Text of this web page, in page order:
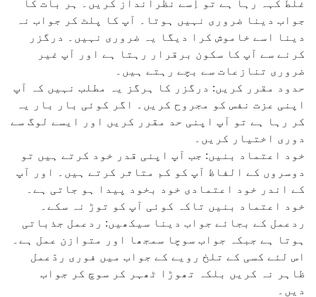
غلط کہہ رہا ہے تو اِسے نظرانداز کریں۔ ہر بات کا
جواب دینا ضروری نہیں ہوتا۔ آپ کا پلٹ کر جواب نہ
دینا اسے خاموش کرا دیگا یہ ضروری نہیں۔ درگزر
کرنے سے آپ کا سکون برقرار رہتا ہے اور آپ غیر
ضروری تنازعات سے بچے رہتے ہیں۔
حدود مقرر کریں: درگزر کا ہرگز یہ مطلب نہیں کہ آپ
اپنی عزت نفس کو مجروح کریں۔ اگر کوئی بار بار یہ
کر رہا ہے تو آپ اپنی حد مقرر کریں اور ایسے لوگ سے
دوری اختیار کریں۔
خود اعتماد بنیں: جب آپ اپنی قدر خود کرتے ہیں تو
دوسروں کے الفاظ آپ کو کم متاثر کرتے ہیں۔ اور آپ
کے اندر خود اعتمادی خود بخود پیدا ہو جاتی ہے۔
خود اعتماد بنیں تاکہ کوئی آپ کو توڑ نہ سکے۔
ردعمل کے بجائے جواب دینا سیکھیں: ردعمل جذباتی
ہوتا ہے جبکہ جواب سوچا سمجھا اور متوازن عمل ہے۔
اس لئے کسی کے تلخ رویے کے جواب میں فوری ردّعمل
ظاہر نہ کریں بلکہ تھوڑا ٹھہر کر سوچ کر جواب
دیں۔